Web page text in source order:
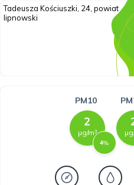
Tadeusza Kościuszki, 24, powiat
lipnowski
PM10
µg/m³
%